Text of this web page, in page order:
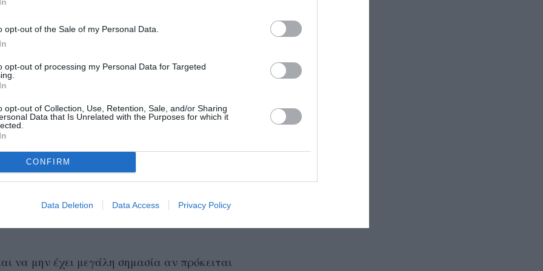
opt-out of the Sale of my Personal Data.
opt-out of processing my Personal Data for Targeted
opt-out of Collection, Use, Retention, Sale, and/or Sharing
Data that Is Unrelated with the Purposes for which it
CONFIRM
Data Deletion Data Access Privacy Policy
αν νομίζετε ότι αυτός ο τρόπος βοηθά το
Δημιουργείτε μια πληγή, η οποία πολύ
Winstrom, σύμβουλος ζευγαριών.
όταν τους λένε οι άλλοι τι να κάνουν.
ψυχικής υγείας “Να είστε σίγουροι
σας, ειδικά στο άλλο σας μισό. Με
κάνει το ταίρι σας να αισθάνεται λιγότερη
δυνατότητές του”.
να μην έχει μεγάλη σημασία αν πρόκειται